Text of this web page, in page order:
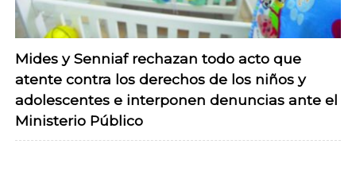
Mides y Senniaf rechazan todo acto que
atente contra los derechos de los niños y
adolescentes e interponen denuncias ante el
Ministerio Público